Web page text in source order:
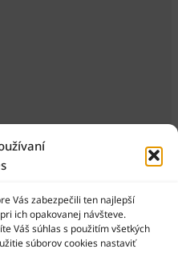
Vás zabezpečili ten najlepší
ich opakovanej návšteve.
Váš súhlas s použitím všetkých
súborov cookies nastaviť
organizácia